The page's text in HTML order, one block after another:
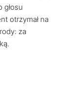
głosu
otrzymał na
za